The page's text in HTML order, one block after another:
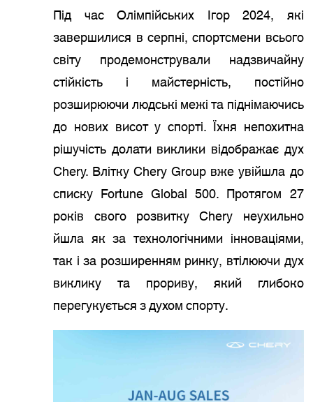
Під час Олімпійських Ігор 2024, які
завершилися в серпні, спортсмени всього
світу продемонстрували надзвичайну
стійкість і майстерність, постійно
розширюючи людські межі та піднімаючись
до нових висот у спорті. Їхня непохитна
рішучість долати виклики відображає дух
Chery. Влітку Chery Group вже увійшла до
списку Fortune Global 500. Протягом 27
років свого розвитку Chery неухильно
йшла як за технологічними інноваціями,
так і за розширенням ринку, втілюючи дух
виклику та прориву, який глибоко
перегукується з духом спорту.